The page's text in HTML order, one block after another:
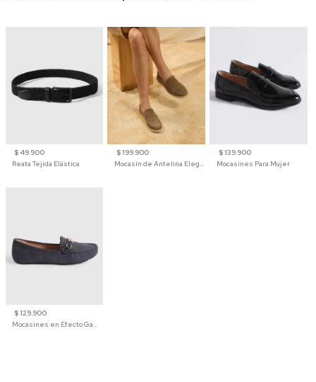
$ 49.900
Reata Tejida Elástica
$ 199.900
Mocasín de Antelina Elegante con Suela de Contraste Para Hombre
$ 139.900
Mocasines Para Mujer
$ 129.900
Mocasines en Efecto Gamuzado Para Mujer